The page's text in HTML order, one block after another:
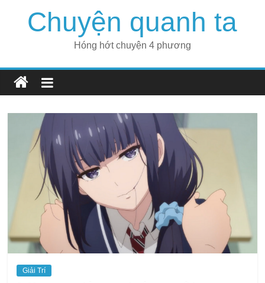
Chuyện quanh ta
Hóng hớt chuyện 4 phương
Giải Trí